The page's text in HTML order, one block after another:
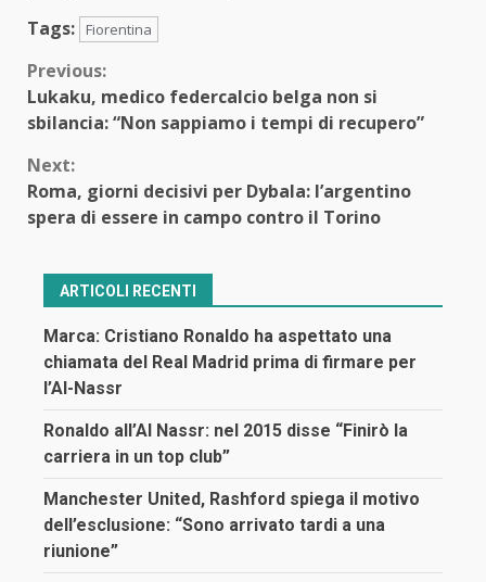
Tags: Fiorentina
Continue
Reading
Previous:
Lukaku, medico federcalcio belga non si
sbilancia: “Non sappiamo i tempi di recupero”
Next:
Roma, giorni decisivi per Dybala: l’argentino
spera di essere in campo contro il Torino
ARTICOLI RECENTI
Marca: Cristiano Ronaldo ha aspettato una
chiamata del Real Madrid prima di firmare per
l’Al-Nassr
Ronaldo all’Al Nassr: nel 2015 disse “Finirò la
carriera in un top club”
Manchester United, Rashford spiega il motivo
dell’esclusione: “Sono arrivato tardi a una
riunione”